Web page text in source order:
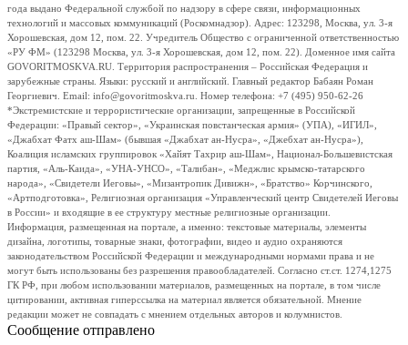
года выдано Федеральной службой по надзору в сфере связи, информационных
технологий и массовых коммуникаций (Роскомнадзор). Адрес: 123298, Москва, ул. 3-я
Хорошевская, дом 12, пом. 22. Учредитель Общество с ограниченной ответственностью
«РУ ФМ» (123298 Москва, ул. 3-я Хорошевская, дом 12, пом. 22). Доменное имя сайта
GOVORITMOSKVA.RU. Территория распространения – Российская Федерация и
зарубежные страны. Языки: русский и английский. Главный редактор Бабаян Роман
Георгиевич. Email: info@govoritmoskva.ru. Номер телефона: +7 (495) 950-62-26
*Экстремистские и террористические организации, запрещенные в Российской
Федерации: «Правый сектор», «Украинская повстанческая армия» (УПА), «ИГИЛ»,
«Джабхат Фатх аш-Шам» (бывшая «Джабхат ан-Нусра», «Джебхат ан-Нусра»),
Коалиция исламских группировок «Хайят Тахрир аш-Шам», Национал-Большевистская
партия, «Аль-Каида», «УНА-УНСО», «Талибан», «Меджлис крымско-татарского
народа», «Свидетели Иеговы», «Мизантропик Дивижн», «Братство» Корчинского,
«Артподготовка», Религиозная организация «Управленческий центр Свидетелей Иеговы
в России» и входящие в ее структуру местные религиозные организации.
Информация, размещенная на портале, а именно: текстовые материалы, элементы
дизайна, логотипы, товарные знаки, фотографии, видео и аудио охраняются
законодательством Российской Федерации и международными нормами права и не
могут быть использованы без разрешения правообладателей. Согласно ст.ст. 1274,1275
ГК РФ, при любом использовании материалов, размещенных на портале, в том числе
цитировании, активная гиперссылка на материал является обязательной. Мнение
редакции может не совпадать с мнением отдельных авторов и колумнистов.
Сообщение отправлено